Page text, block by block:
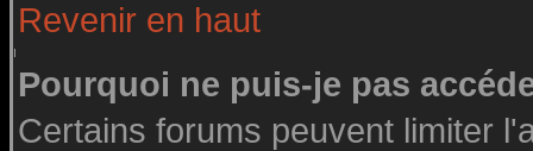
Revenir en haut
Pourquoi ne puis-je pas
Certains forums peuvent limiter